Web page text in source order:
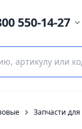
550-14-27
Запчасти